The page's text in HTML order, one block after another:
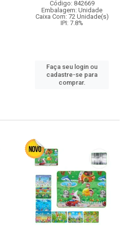
Código: 842669
Embalagem: Unidade
Caixa Com: 72 Unidade(s)
IPI: 7.8%
Faça seu login ou
cadastre-se para
comprar.